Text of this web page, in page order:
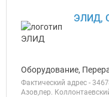
ЭЛИД,
Оборудование,
Фактический адрес -
Азов,пер.